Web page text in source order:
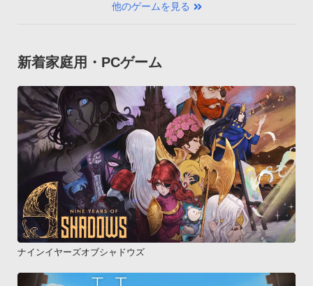
他のゲームを見る
新着家庭用・PCゲーム
ナインイヤーズオブシャドウズ